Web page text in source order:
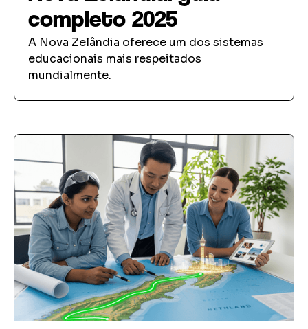
completo 2025
A Nova Zelândia oferece um dos sistemas
educacionais mais respeitados
mundialmente.